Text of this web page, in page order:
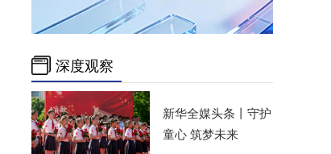
深度观察
新华全媒头条丨 守护
童心 筑梦未来